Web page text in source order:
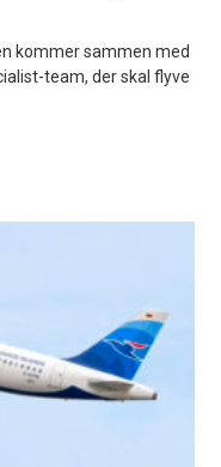
kommer sammen med
team, der skal flyve